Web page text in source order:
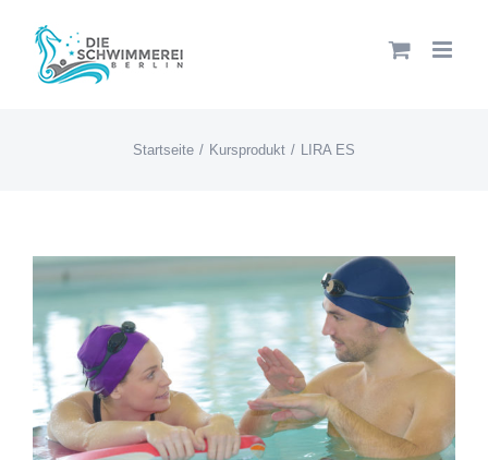
Zum
Inhalt
Startseite Kursprodukt LIRA ES